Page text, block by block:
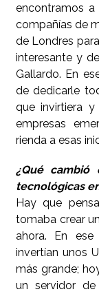
encontramos a
compañías de
de Londres
interesante y
Gallardo. En
de dedicarle
que invirtiera
empresas
rienda a esas
¿Qué
tecnológicas
Hay que
tomaba crear
ahora. En
invertían unos
más grande;
un servidor